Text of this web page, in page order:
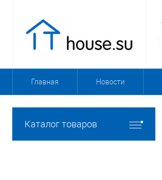
Главная Новости
Каталог товаров